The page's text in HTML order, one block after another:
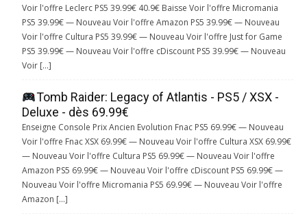
Voir l'offre Leclerc PS5 39.99€ 40.9€ Baisse Voir l'offre Micromania
PS5 39.99€ — Nouveau Voir l'offre Amazon PS5 39.99€ — Nouveau
Voir l'offre Cultura PS5 39.99€ — Nouveau Voir l'offre Just for Game
PS5 39.99€ — Nouveau Voir l'offre cDiscount PS5 39.99€ — Nouveau
Voir […]
Tomb Raider: Legacy of Atlantis - PS5 / XSX -
Deluxe - dès 69.99€
Enseigne Console Prix Ancien Evolution Fnac PS5 69.99€ — Nouveau
Voir l'offre Fnac XSX 69.99€ — Nouveau Voir l'offre Cultura XSX 69.99€
— Nouveau Voir l'offre Cultura PS5 69.99€ — Nouveau Voir l'offre
Amazon PS5 69.99€ — Nouveau Voir l'offre cDiscount PS5 69.99€ —
Nouveau Voir l'offre Micromania PS5 69.99€ — Nouveau Voir l'offre
Amazon […]